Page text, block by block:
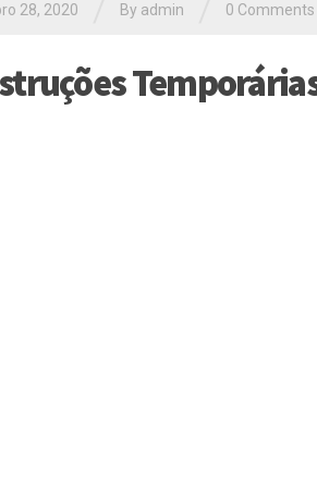
28, 2020 By admin 0 Comments